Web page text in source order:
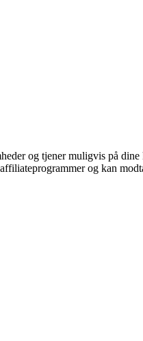
og tjener muligvis på
og kan